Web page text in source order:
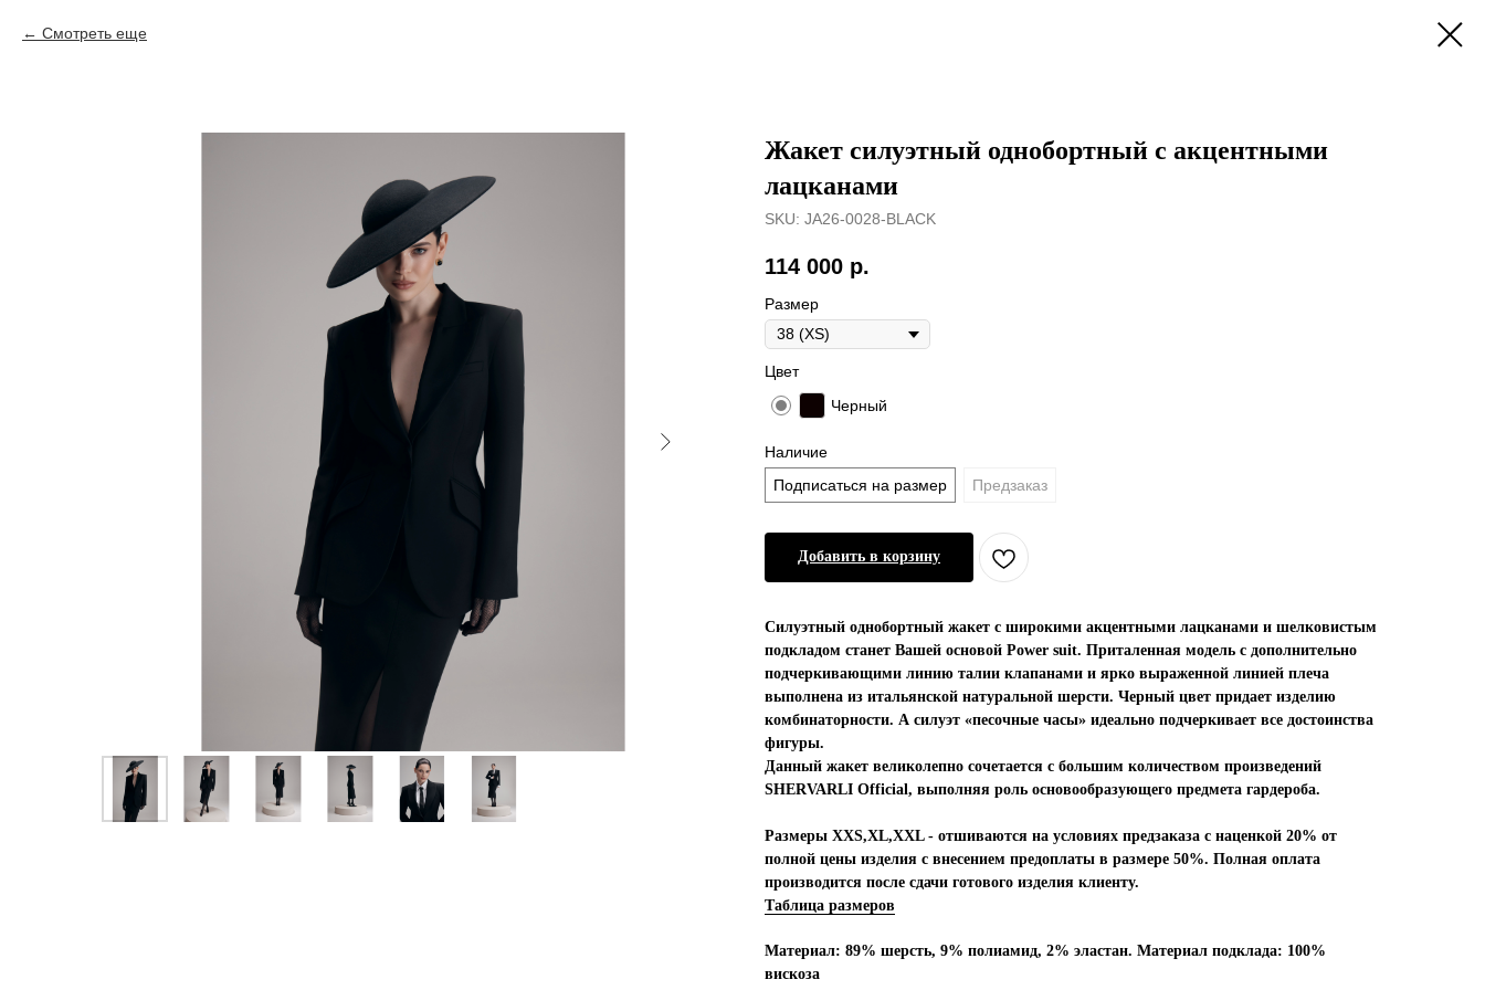
Смотреть еще
Жакет силуэтный однобортный с акцентными
лацканами
SKU: JA26-0028-BLACK
114 000 р.
Размер
Цвет
Черный
Наличие
Подписаться на размер
Предзаказ
Добавить в корзину
Силуэтный однобортный жакет с широкими акцентными лацканами и шелковистым
подкладом станет Вашей основой Power suit. Приталенная модель с дополнительно
подчеркивающими линию талии клапанами и ярко выраженной линией плеча
выполнена из итальянской натуральной шерсти. Черный цвет придает изделию
комбинаторности. А силуэт «песочные часы» идеально подчеркивает все достоинства
фигуры.
Данный жакет великолепно сочетается с большим количеством произведений
SHERVARLI Official, выполняя роль основообразующего предмета гардероба.
Размеры XXS,XL,XXL - отшиваются на условиях предзаказа с наценкой 20% от
полной цены изделия с внесением предоплаты в размере 50%. Полная оплата
производится после сдачи готового изделия клиенту.
Таблица размеров
Материал: 89% шерсть, 9% полиамид, 2% эластан. Материал подклада: 100%
вискоза